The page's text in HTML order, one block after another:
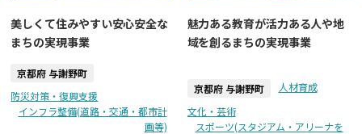
美しくて住みやすい安心安全な
まちの実現事業
京都府 与謝野町
防災対策・復興支援
インフラ整備(道路・交通・都市計
画等)
魅力ある教育が活力ある人や地
域を創るまちの実現事業
京都府 与謝野町
人材育成
文化・芸術
スポーツ(スタジアム・アリーナを